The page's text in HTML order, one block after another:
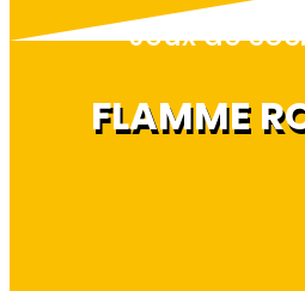
Jeux de
FLAMME